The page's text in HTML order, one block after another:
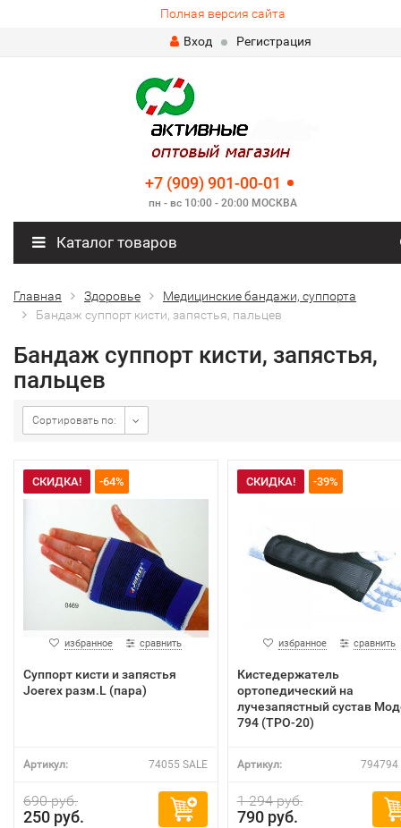
Полная версия сайта
Вход
Регистрация
+7 (909) 901-00-01
пн - вс 10:00 - 20:00 МОСКВА
Каталог товаров
Главная Здоровье
Медицинские бандажи, суппорта
Бандаж суппорт кисти, запястья, пальцев
Бандаж суппорт кисти, запястья,
пальцев
Сортировать по:
СКИДКА! -64%
избранное сравнить
Суппорт кисти и запястья
Joerex разм.L (пара)
Артикул: 74055 SALE
690 руб.
250 руб.
СКИДКА! -39%
избранное сравнить
Кистедержатель
ортопедический на
лучезапястный сустав
794 (ТРО-20)
Артикул: 794794
1 294 руб.
790 руб.